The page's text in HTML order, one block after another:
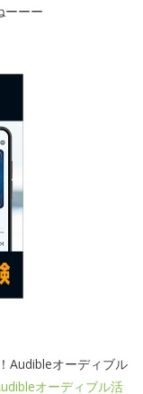
ーーー
Audibleオーディブル
オーディブル活